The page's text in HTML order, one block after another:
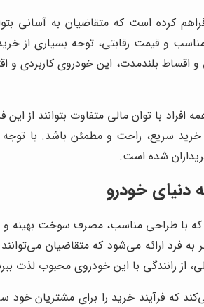
کرده است که متقاضیان به آسانی
بلندمدت، این خودروی کاربردی و
با توان مالی متفاوت بتوانند از
خرید سریع، راحت و مطمئن باشد.
می‌شود که با طراحی مناسب، مصرف سوخت
خودرو با شرایطی منحصر به فرد ارائه می‌شود
از رانندگی با این خودروی محبوب لذت
فرآیند خرید را برای مشتریان خود